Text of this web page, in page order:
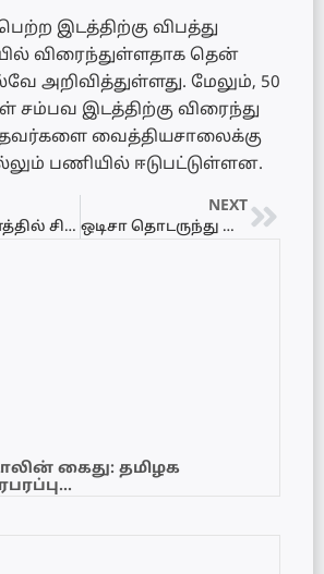
இடத்திற்கு விபத்து
விரைந்துள்ளதாக தென்
அறிவித்துள்ளது. மேலும், 50
இடத்திற்கு விரைந்து
வைத்தியசாலைக்கு
பணியில் ஈடுபட்டுள்ளன.
யாழ்ப்பாணத்தில் சிறுவர் வன்கொடுமை அதிகரித்து வருகிறது – யாழ். மாவட்டச் செயலாளர்
NEXT
ஒடிசா தொடருந்து விபத்துக்கான காரணம் வெளியானது!
கைது: தமிழக